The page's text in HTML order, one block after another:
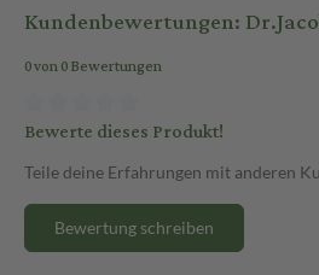
Kundenbewertungen:
0 von 0 Bewertungen
Bewerte dieses Produkt!
Teile deine Erfahrungen mit anderen
Bewertung schreiben